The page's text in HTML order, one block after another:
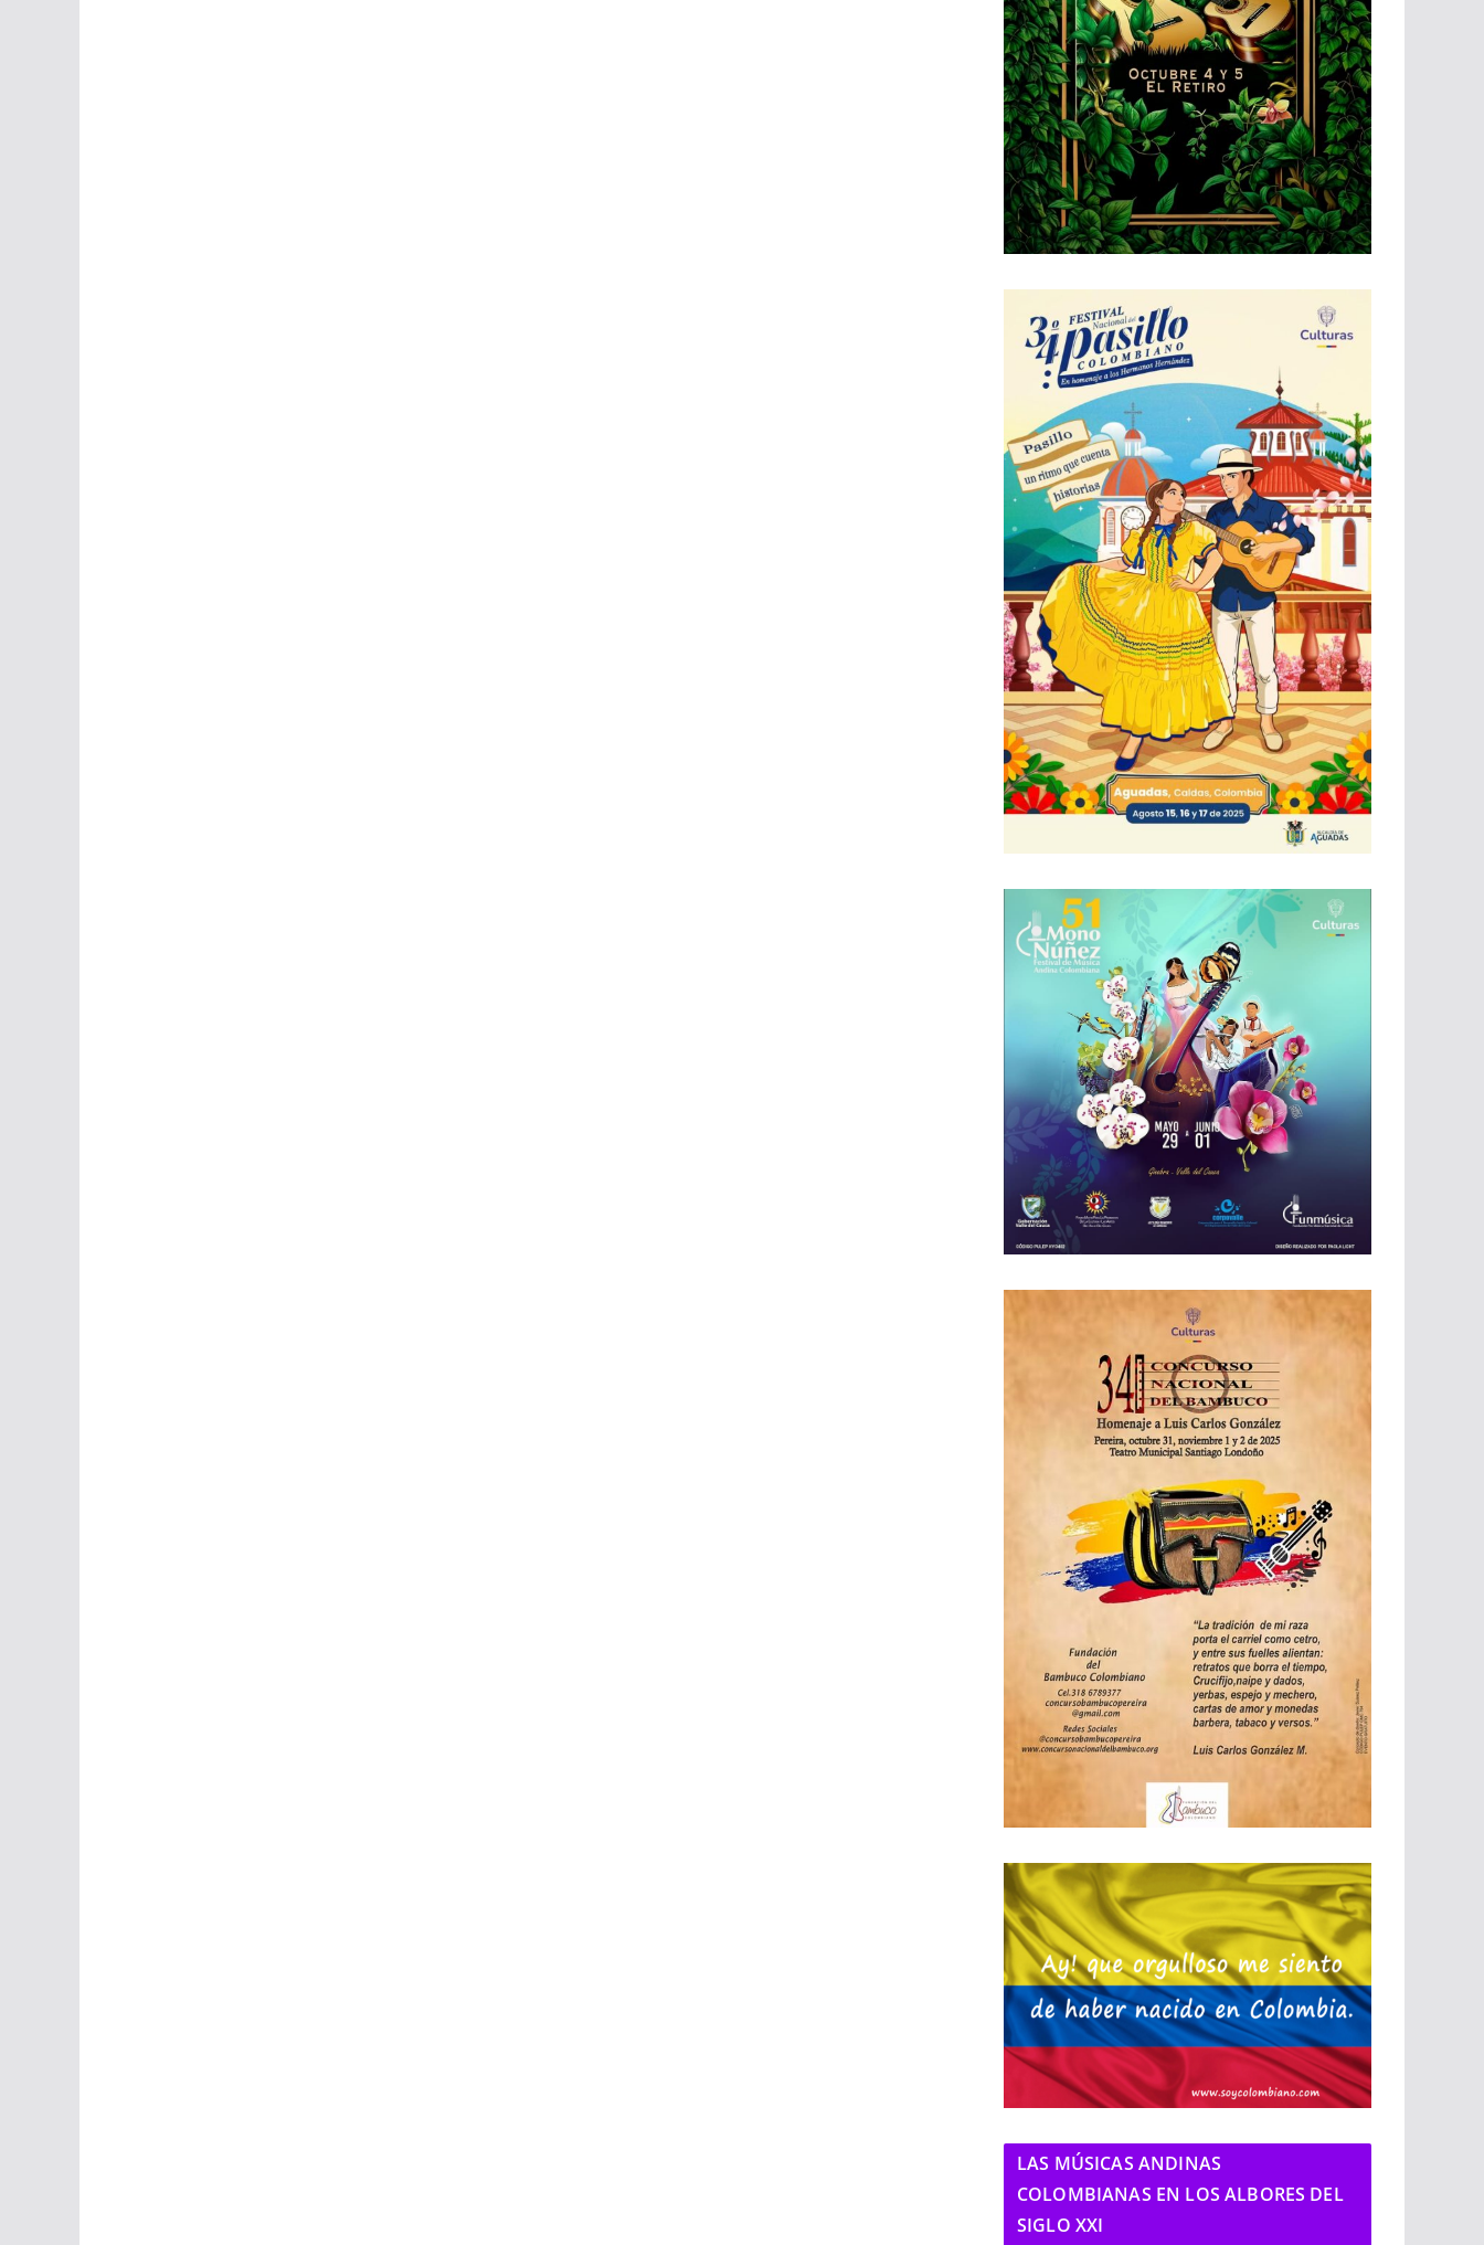
LAS MÚSICAS ANDINAS
COLOMBIANAS EN LOS ALBORES DEL
SIGLO XXI